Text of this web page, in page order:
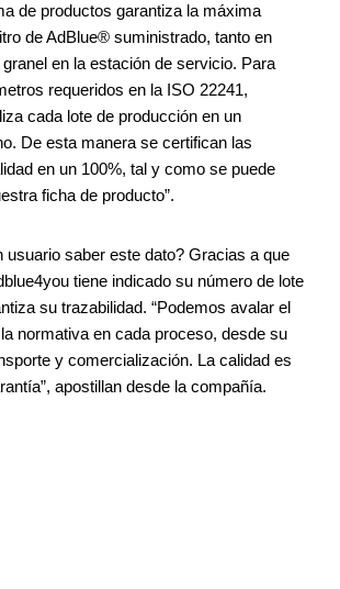
de productos garantiza la máxima
de AdBlue® suministrado, tanto en
en la estación de servicio. Para
requeridos en la ISO 22241,
cada lote de producción en un
De esta manera se certifican las
en un 100%, tal y como se puede
ficha de producto”.
usuario saber este dato? Gracias a que
tiene indicado su número de lote
su trazabilidad. “Podemos avalar el
normativa en cada proceso, desde su
y comercialización. La calidad es
apostillan desde la compañía.